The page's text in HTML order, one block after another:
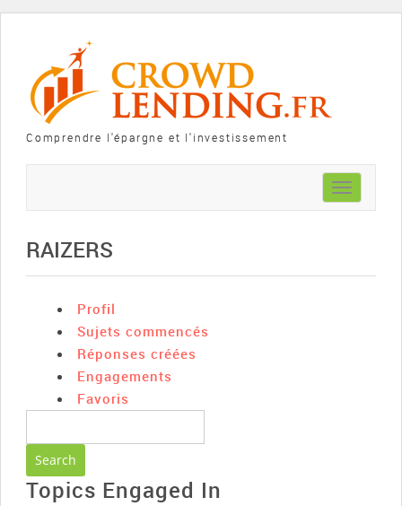
Comprendre l'épargne et l'investissement
Toggle
navigation
RAIZERS
Profil
Sujets commencés
Réponses créées
Engagements
Favoris
Topics Engaged In